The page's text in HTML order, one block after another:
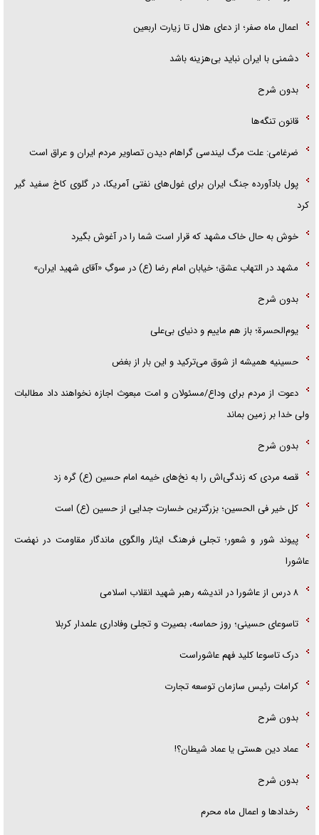
اعمال ماه صفر؛ از دعای هلال تا زیارت اربعین
دشمنی با ایران نباید بی‌هزینه باشد
بدون شرح
قانون تنگه‌ها
ضرغامی: علت مرگ لیندسی گراهام دیدن تصاویر مردم ایران و عراق است
پول بادآورده جنگ ایران برای غول‌های نفتی آمریکا، در گلوی کاخ سفید گیر
کرد
خوش به حال خاک مشهد که قرار است شما را در آغوش بگیرد
مشهد در التهاب عشق؛ خیابان امام رضا (ع) در سوگِ «آقای شهید ایران»
بدون شرح
یوم‌الحسرة؛ باز هم ماییم و دنیای بی‌علی
حسینیه همیشه از شوق می‌ترکید و این بار از بغض
دعوت از مردم برای وداع/مسئولان و امت مبعوث اجازه نخواهند داد مطالبات
ولی خدا بر زمین بماند
بدون شرح
قصه مردی که زندگی‌اش را به نخ‌های خیمه امام حسین (ع) گره زد
کل خیر فی الحسین؛ بزرگترین خسارت جدایی از حسین (ع) است
پیوند شور و شعور؛ تجلی فرهنگ ایثار والگوی ماندگار مقاومت در نهضت
عاشورا
۸ درس از عاشورا در اندیشه رهبر شهید انقلاب اسلامی
تاسوعای حسینی؛ روز حماسه، بصیرت و تجلی وفاداری علمدار کربلا
درک تاسوعا کلید فهم عاشوراست
کرامات رئیس سازمان توسعه تجارت
بدون شرح
عماد دین هستی یا عماد شیطان؟!
بدون شرح
رخداد‌ها و اعمال ماه محرم